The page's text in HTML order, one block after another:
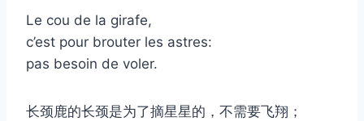
Le cou de la girafe,
c’est pour brouter les astres:
pas besoin de voler.
长颈鹿的长颈是为了摘星星的，不需要飞翔；